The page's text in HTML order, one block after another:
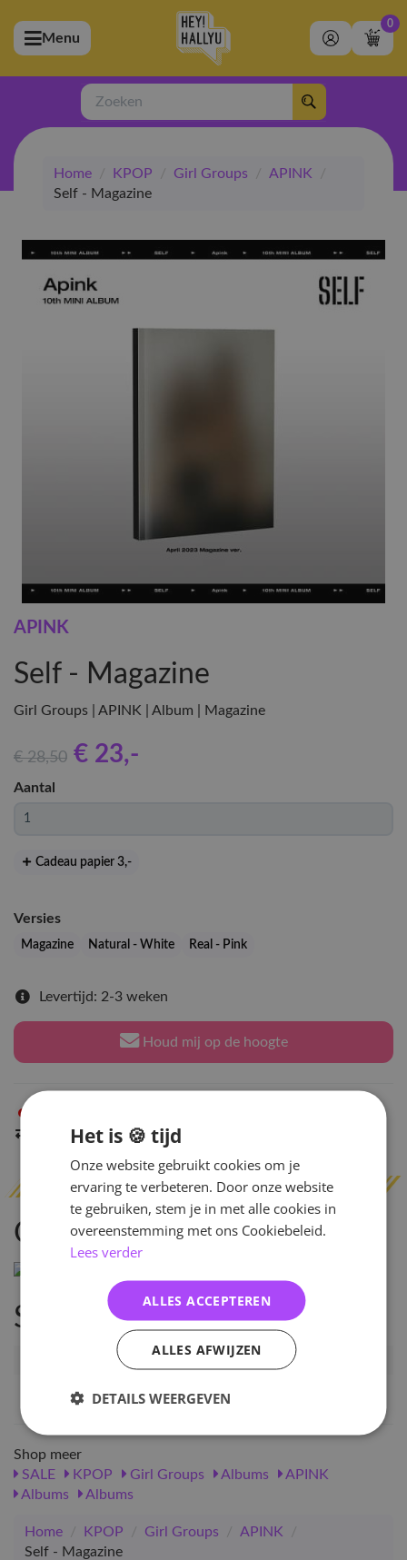
(Artiesten)
(Merchandise)
(Exclusive)
(Winkel)
Menu
0
Zoeken
Home / KPOP / Girl Groups / APINK
/
Self - Magazine
APINK
Self - Magazine
Girl Groups | APINK | Album | Magazine
€ 28,50 € 23,-
Aantal
Cadeau papier 3,-
Versies
Magazine Natural - White Real - Pink
Levertijd: 2-3 weken
Houd mij op de hoogte
Indien op voorraadbinnen 2 werkdagen
Omschrijving
Specificaties
Artikelnummer
79606
EAN nummer
Shop meer
SALE
KPOP Girl Groups Albums
APINK
Albums
Albums
Home / KPOP / Girl Groups / APINK
/
Self - Magazine
Het is 🍪 tijd
Onze website gebruikt cookies om je
ervaring te verbeteren. Door onze website
te gebruiken, stem je in met alle cookies in
overeenstemming met ons Cookiebeleid.
Lees verder
ALLES ACCEPTEREN
ALLES AFWIJZEN
DETAILS WEERGEVEN